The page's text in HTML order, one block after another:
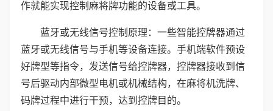
作就能实现控制麻将牌功能的设备或工具。
蓝牙或无线信号控制原理：一些智能控牌器通过
蓝牙或无线信号与手机等设备连接。手机端软件预设
好牌型等指令，发送信号给控牌器，控牌器接收到信
号后驱动内部微型电机或机械结构，在麻将机洗牌、
码牌过程中进行干预，达到控牌目的。